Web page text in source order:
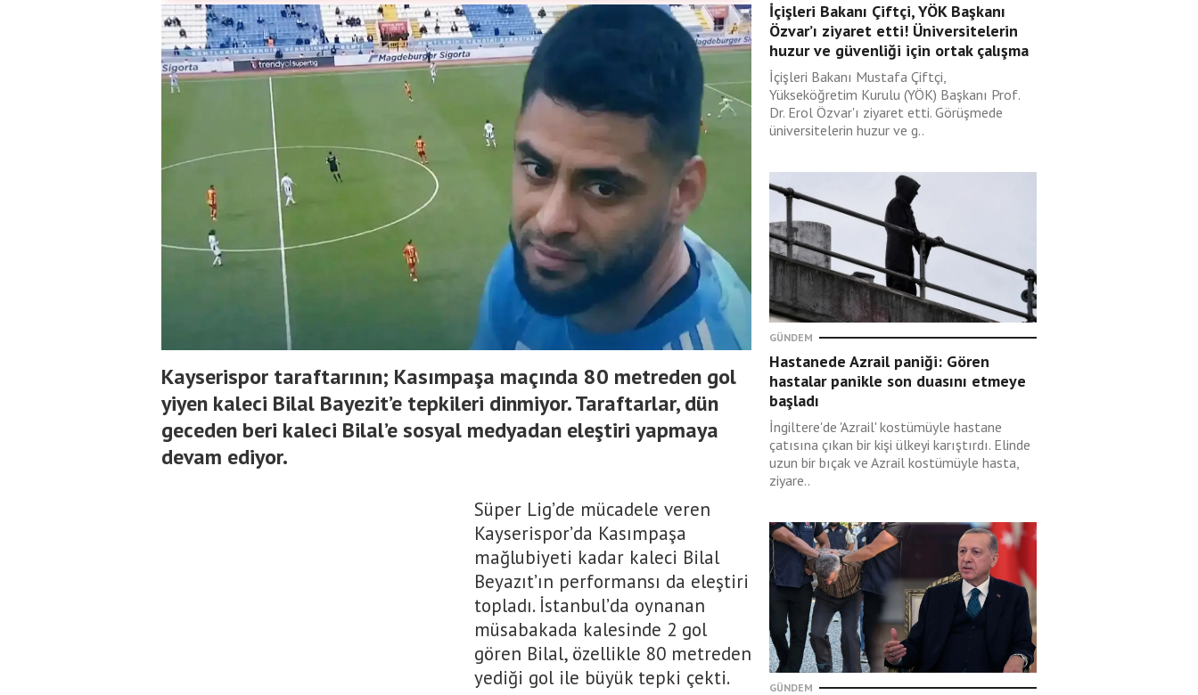
Kayserispor taraftarının; Kasımpaşa maçında 80 metreden gol
yiyen kaleci Bilal Bayezit’e tepkileri dinmiyor. Taraftarlar, dün
geceden beri kaleci Bilal’e sosyal medyadan eleştiri yapmaya
devam ediyor.
Süper Lig’de mücadele veren
Kayserispor’da Kasımpaşa
mağlubiyeti kadar kaleci Bilal
Beyazıt’ın performansı da eleştiri
topladı. İstanbul’da oynanan
müsabakada kalesinde 2 gol
gören Bilal, özellikle 80 metreden
yediği gol ile büyük tepki çekti.
İçişleri Bakanı Çiftçi, YÖK Başkanı
Özvar’ı ziyaret etti! Üniversitelerin
huzur ve güvenliği için ortak çalışma
İçişleri Bakanı Mustafa Çiftçi,
Yükseköğretim Kurulu (YÖK) Başkanı Prof.
Dr. Erol Özvar'ı ziyaret etti. Görüşmede
üniversitelerin huzur ve g..
GÜNDEM
Hastanede Azrail paniği: Gören
hastalar panikle son duasını etmeye
başladı
İngiltere'de 'Azrail' kostümüyle hastane
çatısına çıkan bir kişi ülkeyi karıştırdı. Elinde
uzun bir bıçak ve Azrail kostümüyle hasta,
ziyare..
GÜNDEM